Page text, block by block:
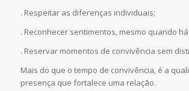
. Respeitar as diferenças individuais;
. Reconhecer sentimentos, mesmo quando
. Reservar momentos de convivência sem
Mais do que o tempo de convivência, é a
presença que fortalece uma relação.